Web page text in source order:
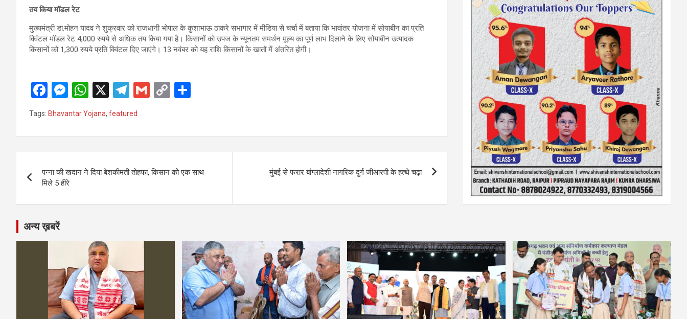
तय किया मॉडल रेट
मुख्यमंत्री डा.मोहन यादव ने शुक्रवार को राजधानी भोपाल के कुशाभाऊ ठाकरे सभागार में मीडिया से चर्चा में बताया कि भावांतर योजना में सोयाबीन का प्रति
क्विंटल मॉडल रेट 4,000 रुपये से अधिक तय किया गया है। किसानों को उपज के न्यूनतम समर्थन मूल्य का पूर्ण लाभ दिलाने के लिए सोयाबीन उत्पादक
किसानों को 1,300 रुपये प्रति क्विंटल दिए जाएंगे। 13 नवंबर को यह राशि किसानों के खातों में अंतरित होगी।
F
a
ce
b
o
k
M
es
se
n
er
W
h
at
s
p
X
T
el
e
gr
m
G
C
Li
k
e
Tags: Bhavantar Yojana, featured
navigation
पन्ना की खदान ने दिया बेशकीमती तोहफा, किसान को एक साथ
मिले 5 हीरे
मुंबई से फरार बांग्लादेशी नागरिक दुर्ग जीआरपी के हत्थे चढ़ा
अन्य ख़बरें